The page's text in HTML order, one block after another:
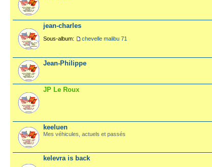
jean-charles
Sous-album: chevelle malibu 71
Jean-Philippe
JP Le Roux
keeluen
Mes véhicules, actuels et passés
kelevra is back